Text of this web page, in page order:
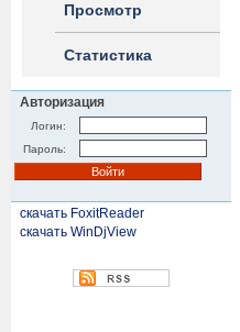
Просмотр
Статистика
Авторизация
Логин:
Пароль:
скачать FoxitReader
скачать WinDjView